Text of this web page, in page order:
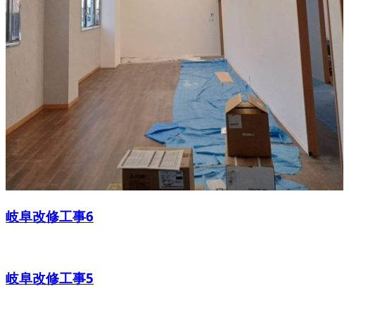
岐阜改修工事6
岐阜改修工事5